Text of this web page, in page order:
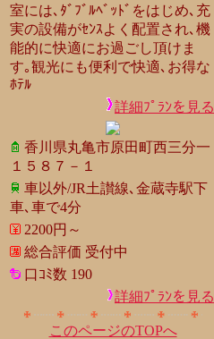
室には､ﾀﾞﾌﾞﾙﾍﾞｯﾄﾞをはじめ､充
実の設備がｾﾝｽよく配置され､機
能的に快適にお過ごし頂けま
す｡観光にも便利で快適､お得な
ﾎﾃﾙ
詳細ﾌﾟﾗﾝを見る
香川県丸亀市原田町西三分一
１５８７－１
車以外/JR土讃線､金蔵寺駅下
車､車で4分
2200円～
総合評価 受付中
口ｺﾐ数 190
詳細ﾌﾟﾗﾝを見る
このページのTOPへ